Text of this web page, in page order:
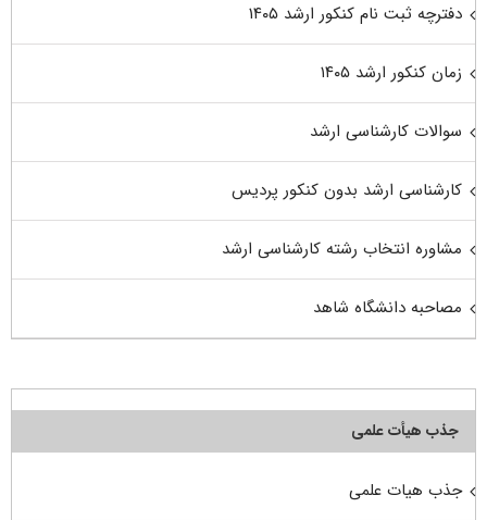
دفترچه ثبت نام کنکور ارشد ۱۴۰۵
زمان کنکور ارشد ۱۴۰۵
سوالات کارشناسی ارشد
کارشناسی ارشد بدون کنکور پردیس
مشاوره انتخاب رشته کارشناسی ارشد
مصاحبه دانشگاه شاهد
جذب هیأت علمی
جذب هیات علمی